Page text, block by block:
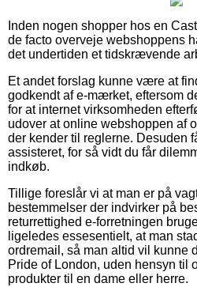
Inden nogen shopper hos en
de facto overveje webshoppens
det undertiden et tidskrævende
Et andet forslag kunne være at
godkendt af e-mærket, eftersom
for at internet virksomheden
udover at online webshoppen af
der kender til reglerne. Desuden
assisteret, for så vidt du får
indkøb.
Tillige foreslår vi at man er på
bestemmelser der indvirker på
returrettighed e-forretningen
ligeledes essesentielt, at man
ordremail, så man altid vil kunne
Pride of London, uden hensyn til
produkter til en dame eller herre.